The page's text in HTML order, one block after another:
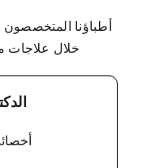
أطباؤنا
خلال علاجات